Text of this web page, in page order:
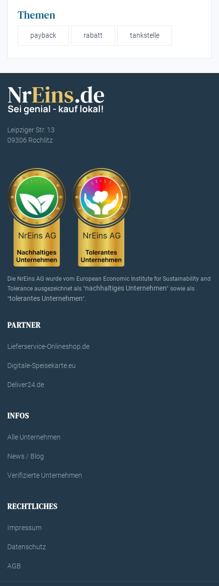
Themen
payback rabatt tankstelle
Leipziger Str. 13
09306 Rochlitz
Die NrEins AG wurde vom European Economic Institute for Sustainability and
Tolerance ausgezeichnet als "nachhaltiges Unternehmen" sowie als
"tolerantes Unternehmen".
PARTNER
Lieferservice-Onlineshop.de
Digitale-Speisekarte.eu
Deliver24.de
INFOS
Alle Unternehmen
News / Blog
Verifizierte Unternehmen
RECHTLICHES
Impressum
Datenschutz
AGB